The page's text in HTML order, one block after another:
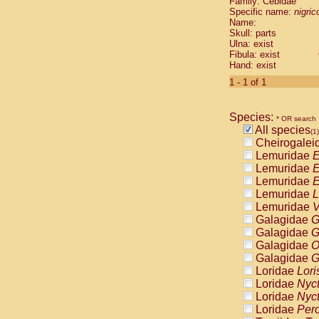
Cebidae
Cebidae
Cebidae
Cebidae
Cebidae
Cebidae
Cebidae
Cebidae
Cebidae
Cebidae
Cebidae
Cebidae
Atelidae
Atelidae
Atelidae
Atelidae
Atelidae
Atelidae
Atelidae
Atelidae
Atelidae
Atelidae
Pitheciidae
Specific name:
Name:
Skull: parts
Ulna: exist
Fibula: exist
Hand: exist
1 - 1 of 1
Species: * OR search
All species(1)
Lemuridae
Lemuridae
Lemuridae
Lemuridae
Lemuridae
Galagidae
Galagidae
Galagidae
Galagidae
Loridae
Loridae
Loridae
Loridae